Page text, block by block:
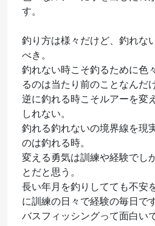
す。
釣り方は様々だけど、釣れな
べき。
釣れない時こそ釣るために色
るのは当たり前のことなんだ
逆に釣れる時こそルアーを変
しれない。
釣れる釣れないの境界線を現
のは釣れる時。
変える勇気は訓練や経験でし
とだと思う。
長い年月を釣りしてても不安
に訓練の日々で経験の毎日です
バスフィッシングって面白い